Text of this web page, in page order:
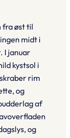
fra øst til
midt i
I januar
kystsol i
rim
og
af
og